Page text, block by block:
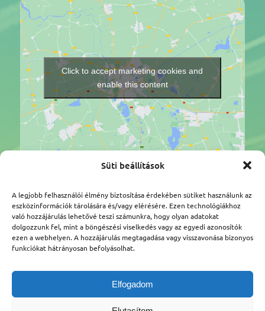
Süti beállítások
A legjobb felhasználói élmény biztosítása érdekében sütiket használunk az
eszközinformációk tárolására és/vagy elérésére. Ezen technológiákhoz
való hozzájárulás lehetővé teszi számunkra, hogy olyan adatokat
dolgozzunk fel, mint a böngészési viselkedés vagy az egyedi azonosítók
ezen a webhelyen. A hozzájárulás megtagadása vagy visszavonása bizonyos
funkciókat hátrányosan befolyásolhat.
Elfogadom
Click to accept marketing cookies and
enable this content
Címünk: 1112 Budapest, Kőérberki út 36/A
Adószám: 25387959-2-43
Telefon:+36-70-450-5960
Email:legter@legter.hu
Adatkezelési tájékoztató